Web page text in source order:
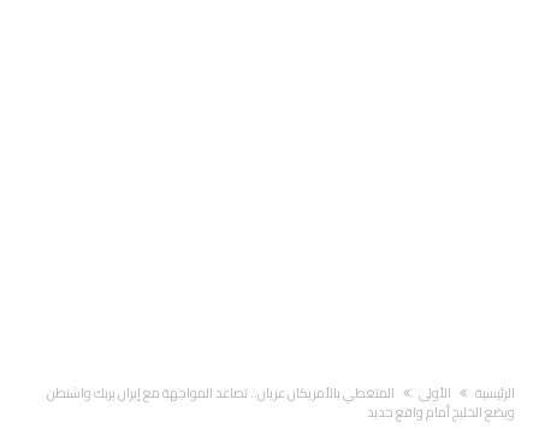
‫الرئيسية‬ الأولى
المتغطي بالأمريكان عريان.. تصاعد المواجهة مع إيران يربك واشنطن
ويضع الخليج أمام واقع جديد